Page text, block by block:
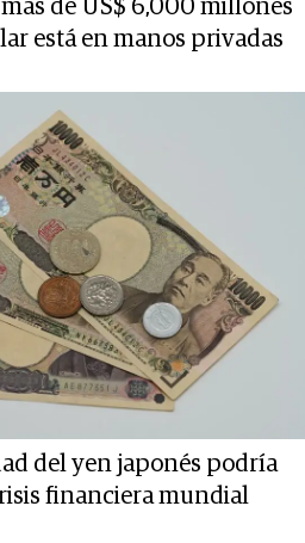
de US$ 6,000 millones
está en manos privadas
del yen japonés podría
financiera mundial